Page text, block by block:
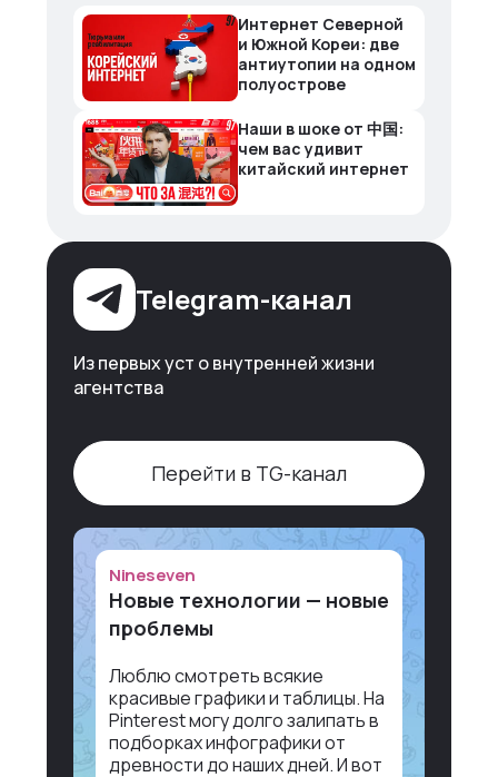
Интернет Северной
и Южной Кореи: две
антиутопии на одном
полуострове
Наши в шоке от 中国:
чем вас удивит
китайский интернет
Telegram-канал
Из первых уст о внутренней жизни
агентства
Перейти в TG-канал
Nineseven
Новые технологии — новые
проблемы
Люблю смотреть всякие
красивые графики и таблицы. На
Pinterest могу долго залипать в
подборках инфографики от
древности до наших дней. И вот